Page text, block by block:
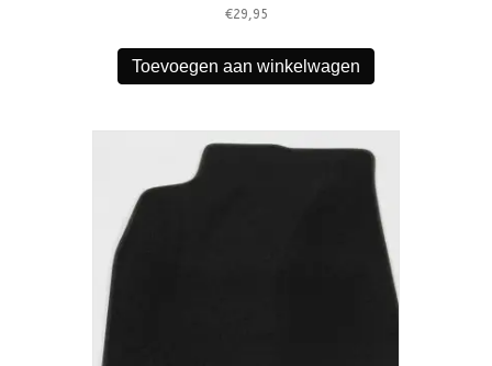
€29,95
Toevoegen aan winkelwagen